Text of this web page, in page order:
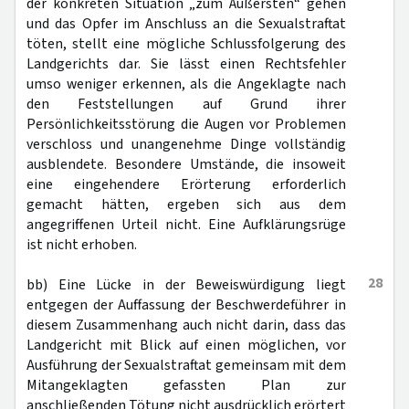
und das Opfer im Anschluss an die Sexualstraftat
töten, stellt eine mögliche Schlussfolgerung des
Landgerichts dar. Sie lässt einen Rechtsfehler
umso weniger erkennen, als die Angeklagte nach
den Feststellungen auf Grund ihrer
Persönlichkeitsstörung die Augen vor Problemen
verschloss und unangenehme Dinge vollständig
ausblendete. Besondere Umstände, die insoweit
eine eingehendere Erörterung erforderlich
gemacht hätten, ergeben sich aus dem
angegriffenen Urteil nicht. Eine Aufklärungsrüge
ist nicht erhoben.
28
bb) Eine Lücke in der Beweiswürdigung liegt
entgegen der Auffassung der Beschwerdeführer in
diesem Zusammenhang auch nicht darin, dass das
Landgericht mit Blick auf einen möglichen, vor
Ausführung der Sexualstraftat gemeinsam mit dem
Mitangeklagten gefassten Plan zur